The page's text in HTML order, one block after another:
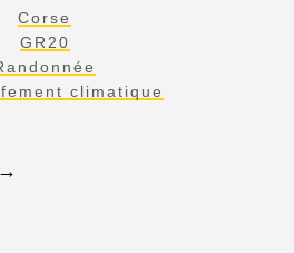
Corse
GR20
climatique